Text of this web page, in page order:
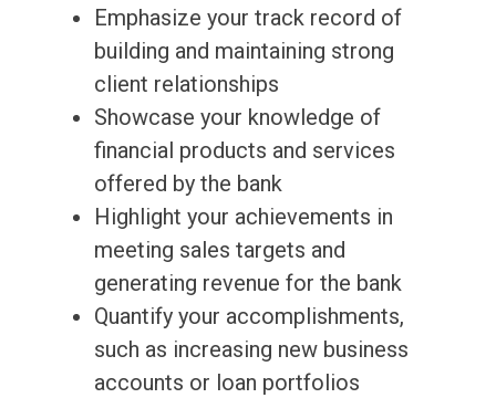
Emphasize your track record of
building and maintaining strong
client relationships
Showcase your knowledge of
financial products and services
offered by the bank
Highlight your achievements in
meeting sales targets and
generating revenue for the bank
Quantify your accomplishments,
such as increasing new business
accounts or loan portfolios